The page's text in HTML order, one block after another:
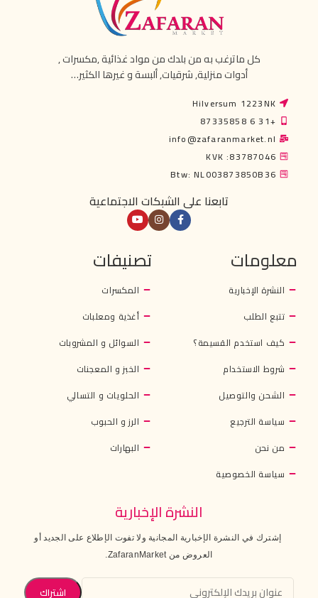
كل ماترغب به من بلدك من مواد غذائية ,مكسرات ,
أدوات منزلية, شرقيات, ألبسة و غيرها الكثير…
Hilversum 1223NK
+31 6 87335858
info@zafaranmarket.nl
KVK :83787046
Btw: NL003873850B36
تابعنا على الشبكات الاجتماعية
معلومات
النشرة الإخبارية
تتبع الطلب
كيف استخدم القسيمة؟
شروط الاستخدام
الشحن والتوصيل
سياسة الترجيع
من نحن
سياسة الخصوصية
تصنيفات
المكسرات
أغذية ومعلبات
السوائل و المشروبات
الخبز و المعجنات
الحلويات و التسالي
الرز و الحبوب
البهارات
النشرة الإخبارية
إشترك في النشرة الإخبارية المجانية ولا تفوت الإطلاع على الجديد أو
العروض من ZafaranMarket.